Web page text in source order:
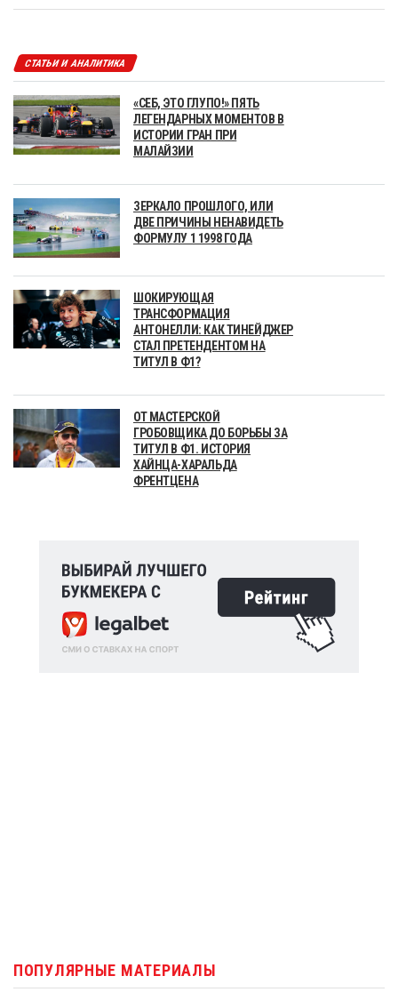
СТАТЬИ И АНАЛИТИКА
«СЕБ, ЭТО ГЛУПО!» ПЯТЬ
ЛЕГЕНДАРНЫХ МОМЕНТОВ В
ИСТОРИИ ГРАН ПРИ
МАЛАЙЗИИ
ЗЕРКАЛО ПРОШЛОГО, ИЛИ
ДВЕ ПРИЧИНЫ НЕНАВИДЕТЬ
ФОРМУЛУ 1 1998 ГОДА
ШОКИРУЮЩАЯ
ТРАНСФОРМАЦИЯ
АНТОНЕЛЛИ: КАК ТИНЕЙДЖЕР
СТАЛ ПРЕТЕНДЕНТОМ НА
ТИТУЛ В Ф1?
ОТ МАСТЕРСКОЙ
ГРОБОВЩИКА ДО БОРЬБЫ ЗА
ТИТУЛ В Ф1. ИСТОРИЯ
ХАЙНЦА-ХАРАЛЬДА
ФРЕНТЦЕНА
ПОПУЛЯРНЫЕ МАТЕРИАЛЫ